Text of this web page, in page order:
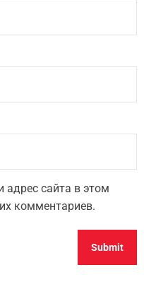
адрес сайта в этом
комментариев.